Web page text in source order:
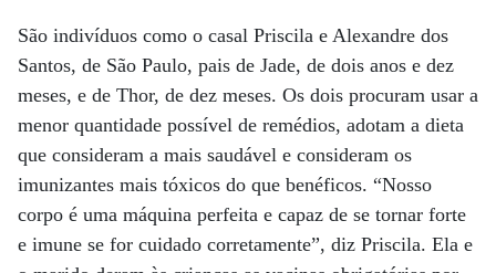
São indivíduos como o casal Priscila e Alexandre dos
Santos, de São Paulo, pais de Jade, de dois anos e dez
meses, e de Thor, de dez meses. Os dois procuram usar a
menor quantidade possível de remédios, adotam a dieta
que consideram a mais saudável e consideram os
imunizantes mais tóxicos do que benéficos. “Nosso
corpo é uma máquina perfeita e capaz de se tornar forte
e imune se for cuidado corretamente”, diz Priscila. Ela e